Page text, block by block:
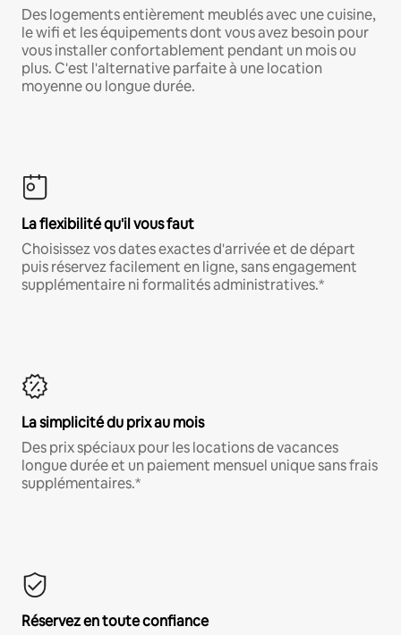
Des logements entièrement meublés avec une cuisine,
le wifi et les équipements dont vous avez besoin pour
vous installer confortablement pendant un mois ou
plus. C'est l'alternative parfaite à une location
moyenne ou longue durée.
La flexibilité qu'il vous faut
Choisissez vos dates exactes d'arrivée et de départ
puis réservez facilement en ligne, sans engagement
supplémentaire ni formalités administratives.*
La simplicité du prix au mois
Des prix spéciaux pour les locations de vacances
longue durée et un paiement mensuel unique sans frais
supplémentaires.*
Réservez en toute confiance